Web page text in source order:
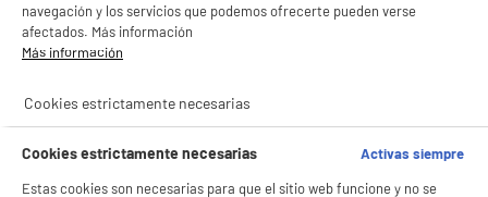
navegación y los servicios que podemos ofrecerte pueden verse
afectados. Más información
Más información
Cookies estrictamente necesarias
Cookies estrictamente necesarias
Activas siempre
Estas cookies son necesarias para que el sitio web funcione y no se